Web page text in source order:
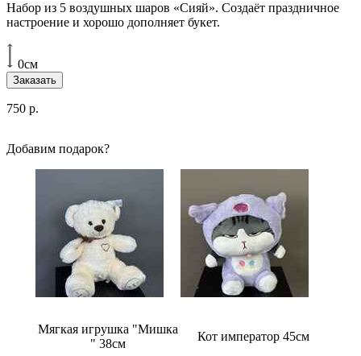
Набор из 5 воздушных шаров «Сияй». Создаёт праздничное
настроение и хорошо дополняет букет.
0см
Заказать
750 р.
Добавим подарок?
Мягкая игрушка "Мишка
" 38см
Кот император 45см